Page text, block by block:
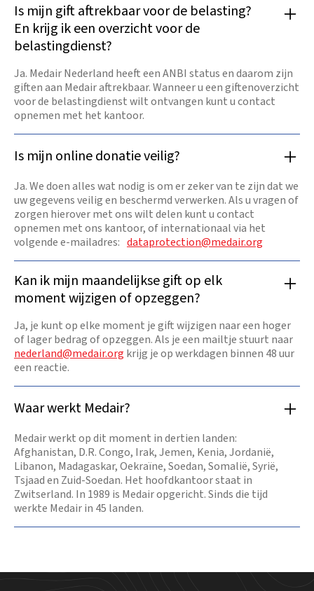
Is mijn gift aftrekbaar voor de belasting?
En krijg ik een overzicht voor de
belastingdienst?
Ja. Medair Nederland heeft een ANBI status en daarom zijn
giften aan Medair aftrekbaar. Wanneer u een giftenoverzicht
voor de belastingdienst wilt ontvangen kunt u contact
opnemen met het kantoor.
Is mijn online donatie veilig?
Ja. We doen alles wat nodig is om er zeker van te zijn dat we
uw gegevens veilig en beschermd verwerken. Als u vragen of
zorgen hierover met ons wilt delen kunt u contact
opnemen met ons kantoor, of internationaal via het
volgende e-mailadres: dataprotection@medair.org
Kan ik mijn maandelijkse gift op elk
moment wijzigen of opzeggen?
Ja, je kunt op elke moment je gift wijzigen naar een hoger
of lager bedrag of opzeggen. Als je een mailtje stuurt naar
nederland@medair.org krijg je op werkdagen binnen 48 uur
een reactie.
Waar werkt Medair?
Medair werkt op dit moment in dertien landen:
Afghanistan, D.R. Congo, Irak, Jemen, Kenia, Jordanië,
Libanon, Madagaskar, Oekraïne, Soedan, Somalië, Syrië,
Tsjaad en Zuid-Soedan. Het hoofdkantoor staat in
Zwitserland. In 1989 is Medair opgericht. Sinds die tijd
werkte Medair in 45 landen.